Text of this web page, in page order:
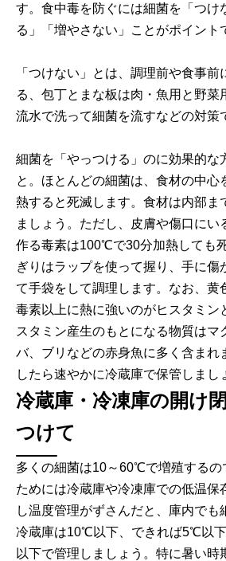
す。食中毒を防ぐには細菌を「つけ
る」「増やさない」ことがポイント
「つけない」とは、調理前や食事前
る、包丁とまな板は肉・魚用と野菜
流水で洗って細菌を流すなどの対策
細菌を「やっつける」のに効果的な
と。ほとんどの細菌は、食材の中
熱すると死滅します。食材は内部ま
ましょう。ただし、皮膚や傷口にい
作る毒素は100℃で30分加熱しても
ぎりはラップを使って握り、手に傷
て手袋をして調理します。なお、黄
毒素以上に熱に強いのがヒスタミン
スタミン産生のもとになる物質はマ
バ、ブリなどの赤身魚に多く含まれ
したら速やかに冷蔵庫で保管しまし
冷蔵庫・冷凍庫の開け
つけて
多くの細菌は10～60℃で増殖するの
ためには冷蔵庫や冷凍庫での低温保
し温度管理がずさんだと、庫内でも
冷蔵庫は10℃以下、できれば5℃以
以下で管理しましょう。特に暑い時